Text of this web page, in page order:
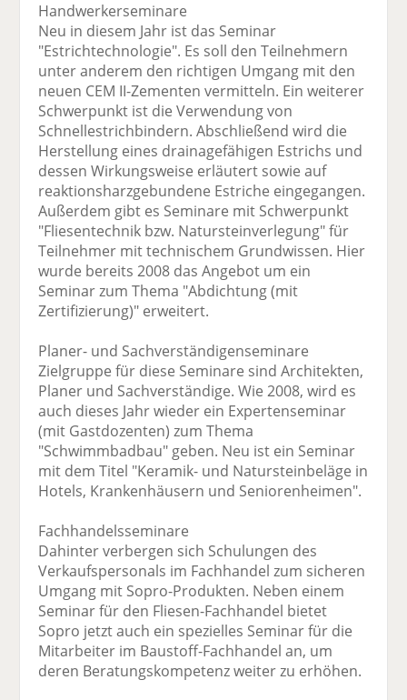
Handwerkerseminare
Neu in diesem Jahr ist das Seminar
"Estrichtechnologie". Es soll den Teilnehmern
unter anderem den richtigen Umgang mit den
neuen CEM II-Zementen vermitteln. Ein weiterer
Schwerpunkt ist die Verwendung von
Schnellestrichbindern. Abschließend wird die
Herstellung eines drainagefähigen Estrichs und
dessen Wirkungsweise erläutert sowie auf
reaktionsharzgebundene Estriche eingegangen.
Außerdem gibt es Seminare mit Schwerpunkt
"Fliesentechnik bzw. Natursteinverlegung" für
Teilnehmer mit technischem Grundwissen. Hier
wurde bereits 2008 das Angebot um ein
Seminar zum Thema "Abdichtung (mit
Zertifizierung)" erweitert.
Planer- und Sachverständigenseminare
Zielgruppe für diese Seminare sind Architekten,
Planer und Sachverständige. Wie 2008, wird es
auch dieses Jahr wieder ein Expertenseminar
(mit Gastdozenten) zum Thema
"Schwimmbadbau" geben. Neu ist ein Seminar
mit dem Titel "Keramik- und Natursteinbeläge in
Hotels, Krankenhäusern und Seniorenheimen".
Fachhandelsseminare
Dahinter verbergen sich Schulungen des
Verkaufspersonals im Fachhandel zum sicheren
Umgang mit Sopro-Produkten. Neben einem
Seminar für den Fliesen-Fachhandel bietet
Sopro jetzt auch ein spezielles Seminar für die
Mitarbeiter im Baustoff-Fachhandel an, um
deren Beratungskompetenz weiter zu erhöhen.